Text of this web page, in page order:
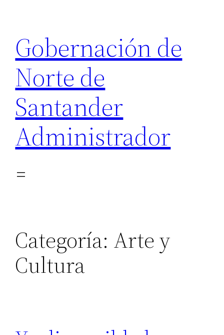
contenido
Gobernación de
Norte de
Santander
Administrador
Categoría: Arte y
Cultura